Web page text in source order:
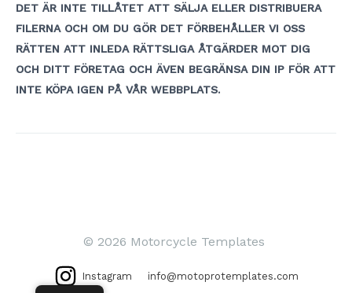
DET ÄR INTE TILLÅTET ATT SÄLJA ELLER DISTRIBUERA
FILERNA OCH OM DU GÖR DET FÖRBEHÅLLER VI OSS
RÄTTEN ATT INLEDA RÄTTSLIGA ÅTGÄRDER MOT DIG
OCH DITT FÖRETAG OCH ÄVEN BEGRÄNSA DIN IP FÖR ATT
INTE KÖPA IGEN PÅ VÅR WEBBPLATS.
© 2026 Motorcycle Templates
Instagram info@motoprotemplates.com